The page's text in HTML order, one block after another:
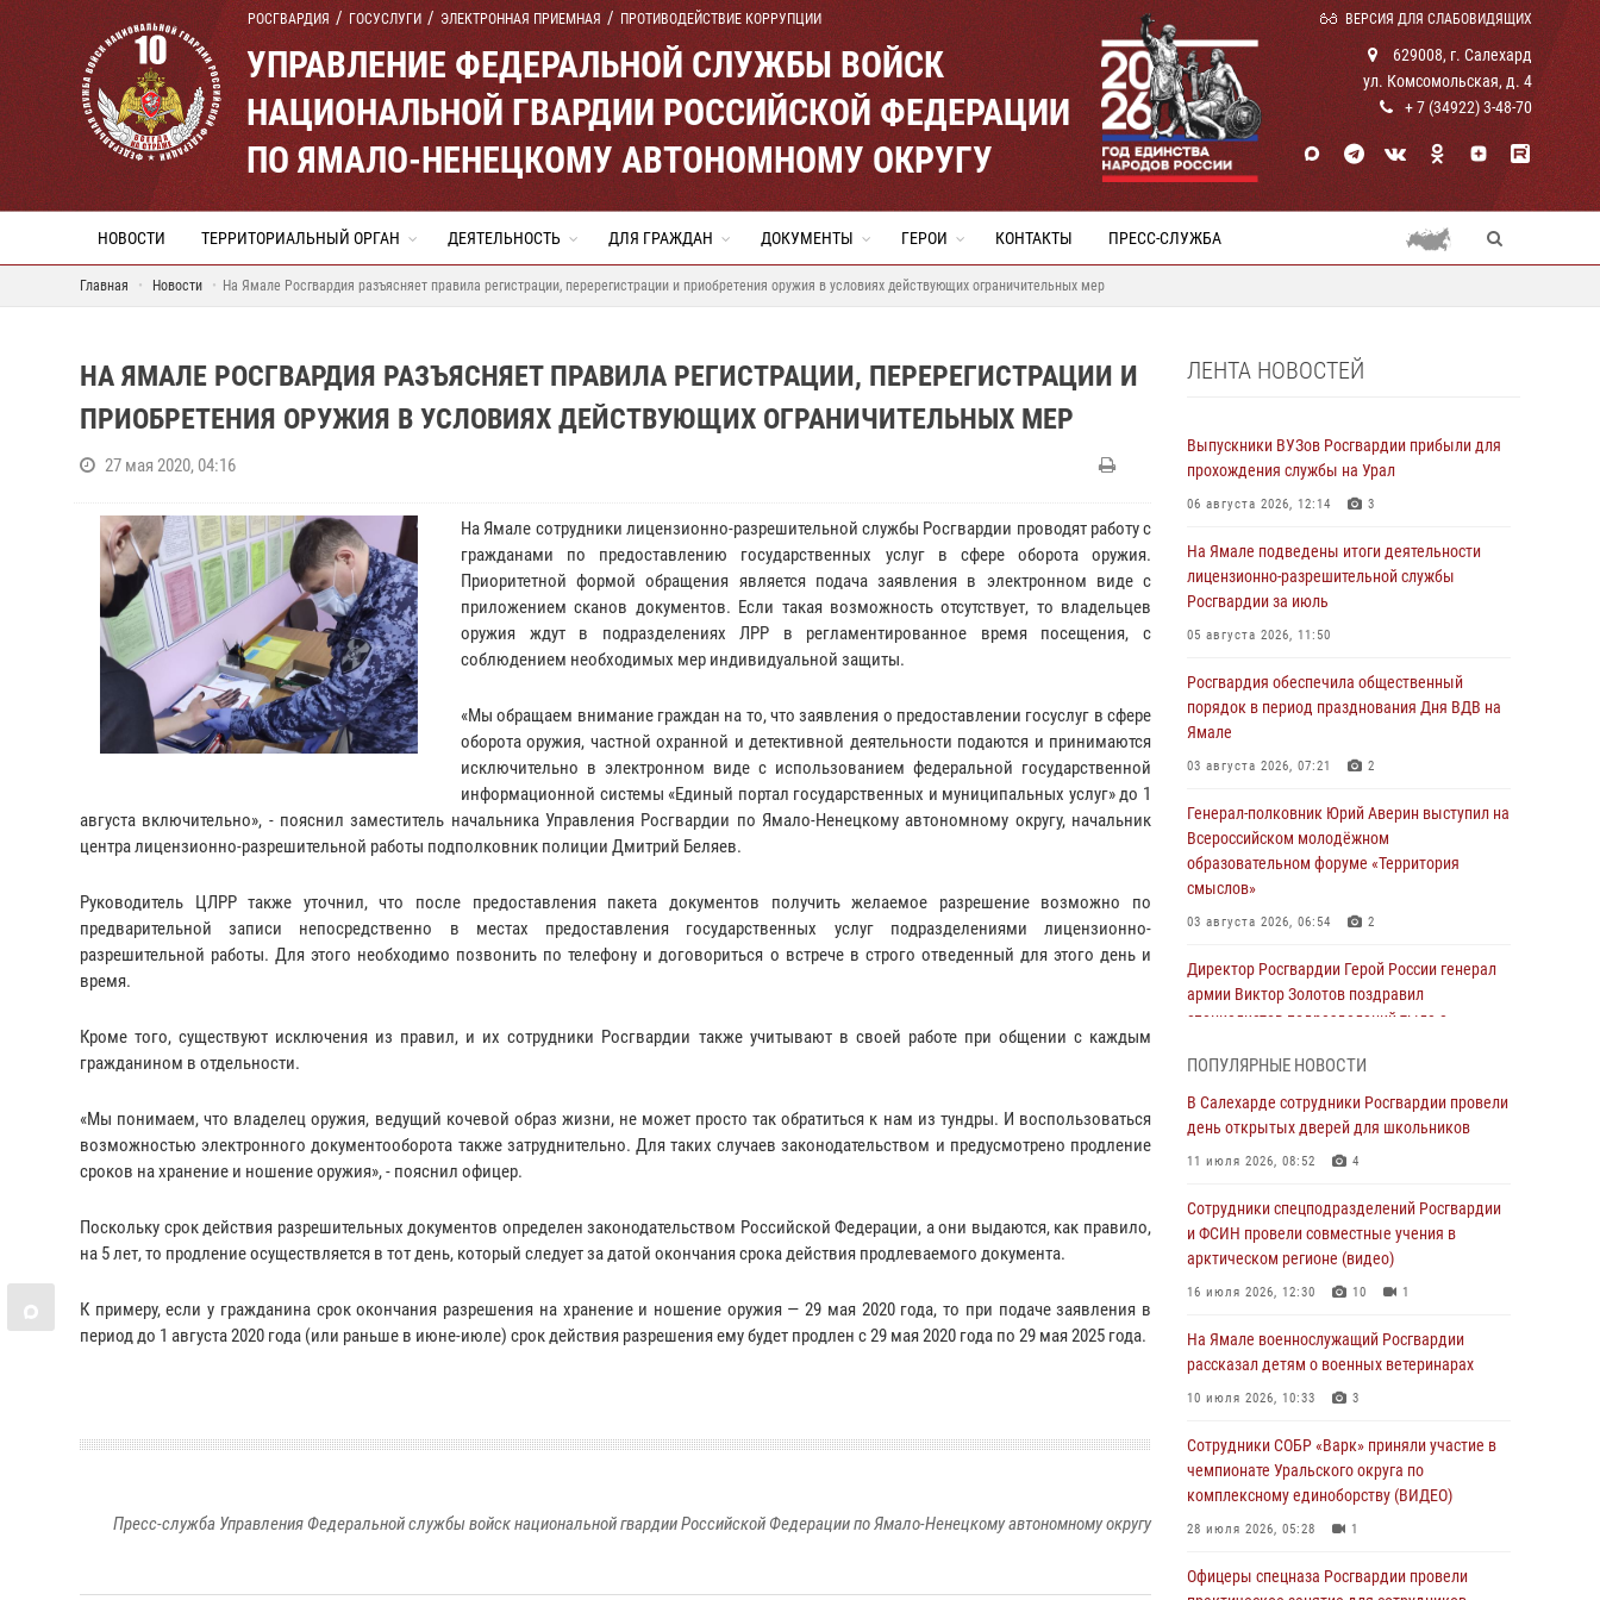
РОСГВАРДИЯ ГОСУСЛУГИ ЭЛЕКТРОННАЯ ПРИЕМНАЯ ПРОТИВОДЕЙСТВИЕ КОРРУПЦИИ ВЕРСИЯ ДЛЯ СЛАБОВИДЯЩИХ
УПРАВЛЕНИЕ ФЕДЕРАЛЬНОЙ СЛУЖБЫ ВОЙСК
НАЦИОНАЛЬНОЙ ГВАРДИИ РОССИЙСКОЙ ФЕДЕРАЦИИ
ПО ЯМАЛО-НЕНЕЦКОМУ АВТОНОМНОМУ ОКРУГУ
629008, г. Салехард
ул. Комсомольская, д. 4
+ 7 (34922) 3-48-70
НОВОСТИ ТЕРРИТОРИАЛЬНЫЙ ОРГАН ДЕЯТЕЛЬНОСТЬ ДЛЯ ГРАЖДАН ДОКУМЕНТЫ ГЕРОИ КОНТАКТЫ ПРЕСС-СЛУЖБА
Главная Новости На Ямале Росгвардия разъясняет правила регистрации, перерегистрации и приобретения оружия в условиях действующих ограничительных мер
НА ЯМАЛЕ РОСГВАРДИЯ РАЗЪЯСНЯЕТ ПРАВИЛА РЕГИСТРАЦИИ, ПЕРЕРЕГИСТРАЦИИ И
ПРИОБРЕТЕНИЯ ОРУЖИЯ В УСЛОВИЯХ ДЕЙСТВУЮЩИХ ОГРАНИЧИТЕЛЬНЫХ МЕР
27 мая 2020, 04:16
На Ямале сотрудники лицензионно-разрешительной службы Росгвардии проводят работу с
гражданами по предоставлению государственных услуг в сфере оборота оружия.
Приоритетной формой обращения является подача заявления в электронном виде с
приложением сканов документов. Если такая возможность отсутствует, то владельцев
оружия ждут в подразделениях ЛРР в регламентированное время посещения, с
соблюдением необходимых мер индивидуальной защиты.
«Мы обращаем внимание граждан на то, что заявления о предоставлении госуслуг в сфере
оборота оружия, частной охранной и детективной деятельности подаются и принимаются
исключительно в электронном виде с использованием федеральной государственной
информационной системы «Единый портал государственных и муниципальных услуг» до 1
августа включительно», - пояснил заместитель начальника Управления Росгвардии по Ямало-Ненецкому автономному округу, начальник
центра лицензионно-разрешительной работы подполковник полиции Дмитрий Беляев.
Руководитель ЦЛРР также уточнил, что после предоставления пакета документов получить желаемое разрешение возможно по
предварительной записи непосредственно в местах предоставления государственных услуг подразделениями лицензионно-
разрешительной работы. Для этого необходимо позвонить по телефону и договориться о встрече в строго отведенный для этого день и
время.
Кроме того, существуют исключения из правил, и их сотрудники Росгвардии также учитывают в своей работе при общении с каждым
гражданином в отдельности.
«Мы понимаем, что владелец оружия, ведущий кочевой образ жизни, не может просто так обратиться к нам из тундры. И воспользоваться
возможностью электронного документооборота также затруднительно. Для таких случаев законодательством и предусмотрено продление
сроков на хранение и ношение оружия», - пояснил офицер.
Поскольку срок действия разрешительных документов определен законодательством Российской Федерации, а они выдаются, как правило,
на 5 лет, то продление осуществляется в тот день, который следует за датой окончания срока действия продлеваемого документа.
К примеру, если у гражданина срок окончания разрешения на хранение и ношение оружия — 29 мая 2020 года, то при подаче заявления в
период до 1 августа 2020 года (или раньше в июне-июле) срок действия разрешения ему будет продлен с 29 мая 2020 года по 29 мая 2025 года.
Пресс-служба Управления Федеральной службы войск национальной гвардии Российской Федерации по Ямало-Ненецкому автономному округу
ЛЕНТА НОВОСТЕЙ
Выпускники ВУЗов Росгвардии прибыли для
прохождения службы на Урал
06 августа 2026, 12:14 3
На Ямале подведены итоги деятельности
лицензионно-разрешительной службы
Росгвардии за июль
05 августа 2026, 11:50
Росгвардия обеспечила общественный
порядок в период празднования Дня ВДВ на
Ямале
03 августа 2026, 07:21 2
Генерал-полковник Юрий Аверин выступил на
Всероссийском молодёжном
образовательном форуме «Территория
смыслов»
03 августа 2026, 06:54 2
Директор Росгвардии Герой России генерал
армии Виктор Золотов поздравил
специалистов подразделений тыла с
Сотрудники СОБР «Варк» повышают боевое
Офицеры спецназа Росгвардии провели
практическое занятие для сотрудников
прокуратуры на Ямале
В Уральском округе Росгвардии состоялось
заседание оперативного штаба
Сотрудники СОБР «Варк» приняли участие в
чемпионате Уральского округа по
ПОПУЛЯРНЫЕ НОВОСТИ
В Салехарде сотрудники Росгвардии провели
день открытых дверей для школьников
11 июля 2026, 08:52 4
Сотрудники спецподразделений Росгвардии
и ФСИН провели совместные учения в
арктическом регионе (видео)
16 июля 2026, 12:30 10 1
На Ямале военнослужащий Росгвардии
рассказал детям о военных ветеринарах
10 июля 2026, 10:33 3
Сотрудники СОБР «Варк» приняли участие в
чемпионате Уральского округа по
комплексному единоборству (ВИДЕО)
28 июля 2026, 05:28 1
Офицеры спецназа Росгвардии провели